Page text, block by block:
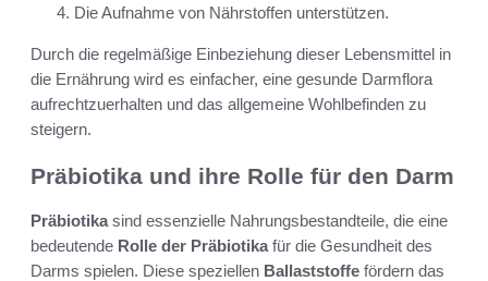
Die Aufnahme von Nährstoffen unterstützen.
Durch die regelmäßige Einbeziehung dieser Lebensmittel in
die Ernährung wird es einfacher, eine gesunde Darmflora
aufrechtzuerhalten und das allgemeine Wohlbefinden zu
steigern.
Präbiotika und ihre Rolle für den Darm
Präbiotikasind essenzielle Nahrungsbestandteile, die eine
bedeutende Rolle der Präbiotikafür die Gesundheit des
Darms spielen. Diese speziellen Ballaststoffe fördern das